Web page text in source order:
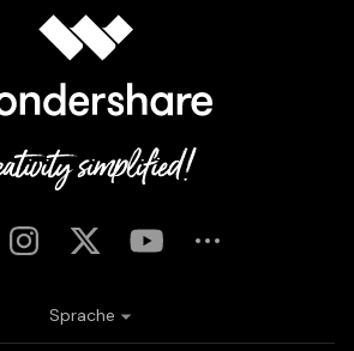
Sprache